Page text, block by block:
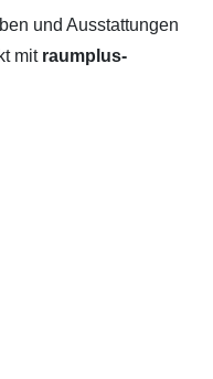
und Ausstattungen
mit raumplus-